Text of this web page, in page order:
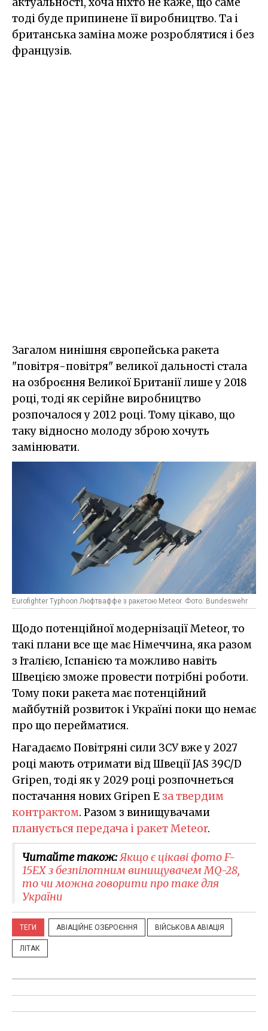
тоді буде припинене її виробництво. Та і
британська заміна може розроблятися і без
французів.
Загалом нинішня європейська ракета
"повітря-повітря" великої дальності стала
на озброєння Великої Британії лише у 2018
році, тоді як серійне виробництво
розпочалося у 2012 році. Тому цікаво, що
таку відносно молоду зброю хочуть
замінювати.
Eurofighter Typhoon Люфтваффе з ракетою Meteor. Фото: Bundeswehr
Щодо потенційної модернізації Meteor, то
такі плани все ще має Німеччина, яка разом
з Італією, Іспанією та можливо навіть
Швецією зможе провести потрібні роботи.
Тому поки ракета має потенційний
майбутній розвиток і Україні поки що немає
про що перейматися.
Нагадаємо Повітряні сили ЗСУ вже у 2027
році мають отримати від Швеції JAS 39C/D
Gripen, тоді як у 2029 році розпочнеться
постачання нових Gripen E за твердим
контрактом. Разом з винищувачами
планується передача і ракет Meteor.
Читайте також:Якщо є цікаві фото F-
15EX з безпілотним винищувачем MQ-28,
то чи можна говорити про таке для
України
ТЕГИ АВІАЦІЙНЕ ОЗБРОЄННЯ ВІЙСЬКОВА АВІАЦІЯ
ЛІТАК